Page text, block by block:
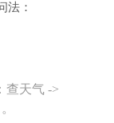
法：
查天气 ->